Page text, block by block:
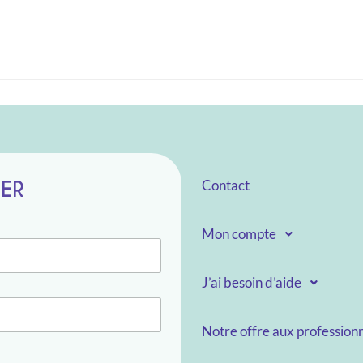
Contact
Mon compte
J’ai besoin d’aide
Notre offre aux